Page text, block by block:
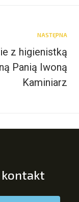
NASTĘPNA
z higienistką
Panią Iwoną
Kaminiarz
kontakt